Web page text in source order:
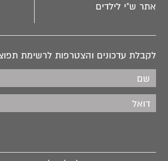
אתר ש"י לילדים
לקבלת עדכונים והצטרפות לרשימת